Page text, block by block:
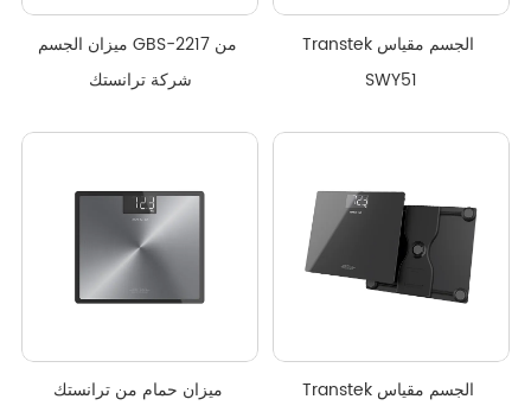
ميزان الجسم GBS-2217 من
شركة ترانستك
Transtek الجسم مقياس
SWY51
ميزان حمام من ترانستك
Transtek الجسم مقياس